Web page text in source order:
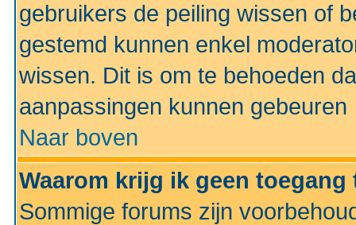
gebruikers de peiling wissen of
gestemd kunnen enkel
wissen. Dit is om te behoeden
aanpassingen kunnen gebeuren
Naar boven
Waarom krijg ik geen
Sommige forums zijn